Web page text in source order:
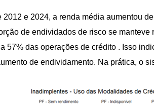
2012 e 2024, a renda média aumentou
de endividados de risco se
57% das operações de crédito . Isso
de endividamento. Na prática, o